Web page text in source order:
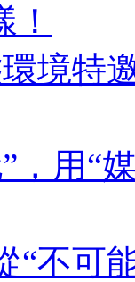
境特
，用“
“不可